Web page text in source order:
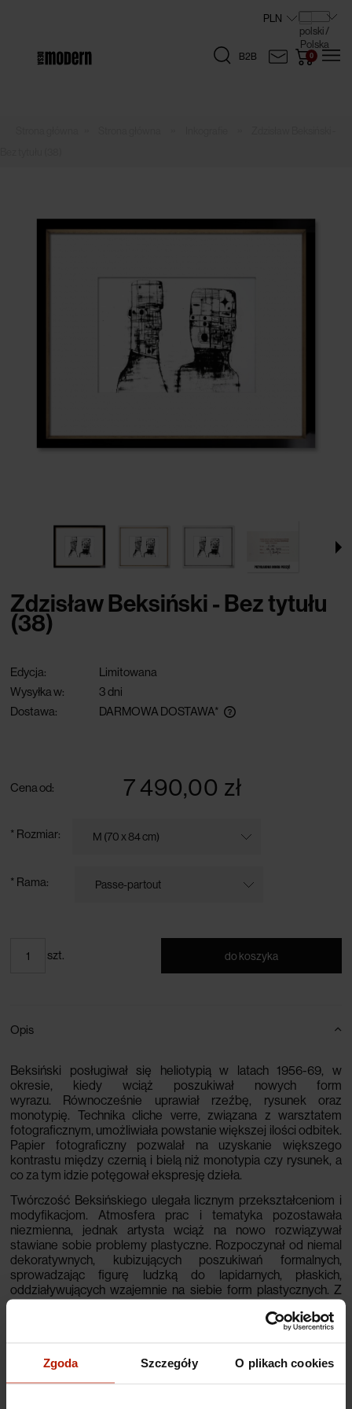
Zgoda Szczegóły O plikach cookies
B2B
Zdzisław Beksiński - Bez tytułu
(38)
Edycja:
Limitowana
Wysyłka w:
3 dni
Dostawa:
DARMOWA DOSTAWA*
Cena od: 7 490,00 zł
* Rozmiar:
* Rama:
szt. do koszyka
Opis
Beksiński posługiwał się heliotypią w latach 1956-69, w
okresie, kiedy wciąż poszukiwał nowych form
wyrazu. Równocześnie uprawiał rzeźbę, rysunek oraz
monotypię. Technika cliche verre, związana z warsztatem
fotograficznym, umożliwiała powstanie większej ilości odbitek.
Papier fotograficzny pozwalał na uzyskanie większego
kontrastu między czernią i bielą niż monotypia czy rysunek, a
co za tym idzie potęgował ekspresję dzieła.
Twórczość Beksińskiego ulegała licznym przekształceniom i
modyfikacjom. Atmosfera prac i tematyka pozostawała
niezmienna, jednak artysta wciąż na nowo rozwiązywał
stawiane sobie problemy plastyczne. Rozpoczynał od niemal
dekoratywnych, kubizujących poszukiwań formalnych,
sprowadzając figurę ludzką do lapidarnych, płaskich,
oddziaływujących wzajemnie na siebie form plastycznych. Z
czasem narastało napięcie i ekspresyjny dramatyzm dzieł.
Obłe formy zostały zastąpione bardziej drapieżnymi, a głowy
postaci wypełnione drobnymi, geometrycznymi, jakby
wielofigurowe - z uproszczonymi, zdeformowanymi
postaciami ludzkimi i zwierzęcymi. Niektóre były